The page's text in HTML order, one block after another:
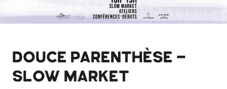
DOUCE PARENTHÈSE -
SLOW MARKET